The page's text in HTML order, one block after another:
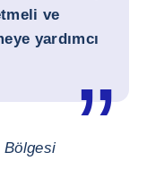
ve
yardımcı
Bölgesi